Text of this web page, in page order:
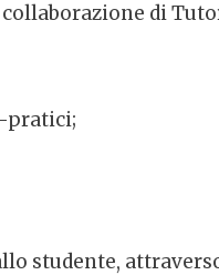
di
pratici;
studente,